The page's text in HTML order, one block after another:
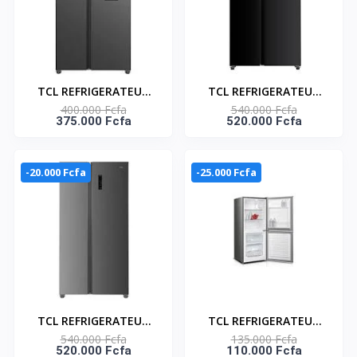
TCL REFRIGERATEUR
AMERICAIN DEUX
PORTES DISTRIBUTEUR
- P692SBNWD
400.000 Fcfa
375.000 Fcfa
TCL REFRIGERATEUR
AMERICAIN DEUX
PORTES NOIR-MIROIR
P774SBBG
540.000 Fcfa
520.000 Fcfa
-20.000 Fcfa
TCL REFRIGERATEUR
AMERICAIN DEUX
540.000 Fcfa
520.000 Fcfa
-25.000 Fcfa
TCL REFRIGERATEUR
COMBINE 108LT SILVER
135.000 Fcfa
110.000 Fcfa